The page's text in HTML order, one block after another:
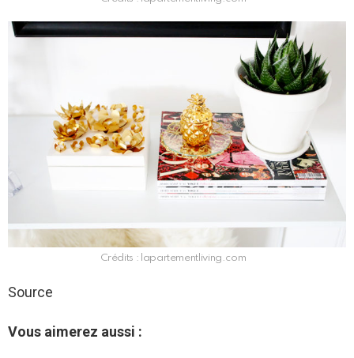
Crédits : lapartementliving.com
Source
Vous aimerez aussi :